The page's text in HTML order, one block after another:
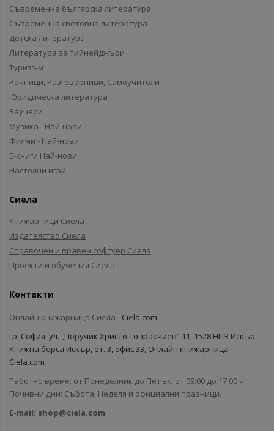
Съвременна българска литература
Съвременна световна литература
Детска литература
Литература за тийнейджъри
Туризъм
Речници, Разговорници, Самоучители
Юридическа литература
Ваучери
Музика - Най-нови
Филми - Най-нови
Е-книги Най-нови
Настолни игри
Сиела
Книжарници Сиела
Издателство Сиела
Справочен и правен софтуер Сиела
Проекти и обучения Сиела
Контакти
Онлайн книжарница Сиела - Ciela.com
гр. София, ул. „Поручик Христо Топракчиев“ 11, 1528 НПЗ Искър,
Книжна борса Искър, ет. 3, офис 33, Онлайн книжарница
Ciela.com
Работно време: от Понеделник до Петък, от 09:00 до 17:00 ч.
Почивни дни: Събота, Неделя и официални празници.
E-mail: shop@ciela.com